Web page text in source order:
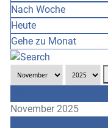
Nach Woche
Heute
Gehe zu Monat
November 2025